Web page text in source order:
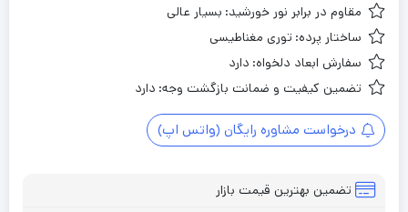
مقاوم در برابر نور خورشید: بسیار عالی
ساختار پرده: توری مغناطیسی
سفارش ابعاد دلخواه: دارد
تضمین کیفیت و ضمانت بازگشت وجه: دارد
درخواست مشاوره رایگان (واتس اپ)
تضمین بهترین قیمت بازار